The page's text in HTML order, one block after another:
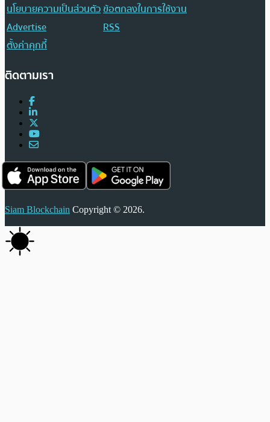
นโยบายความเป็นส่วนตัวข้อตกลงในการใช้งาน
Advertise
RSS
ตั้งค่าคุกกี้
ติดตามเรา
Siam Blockchain Copyright © 2026.